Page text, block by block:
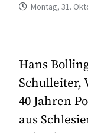
Montag, 31.
Hans
Schulleiter,
40 Jahren
aus